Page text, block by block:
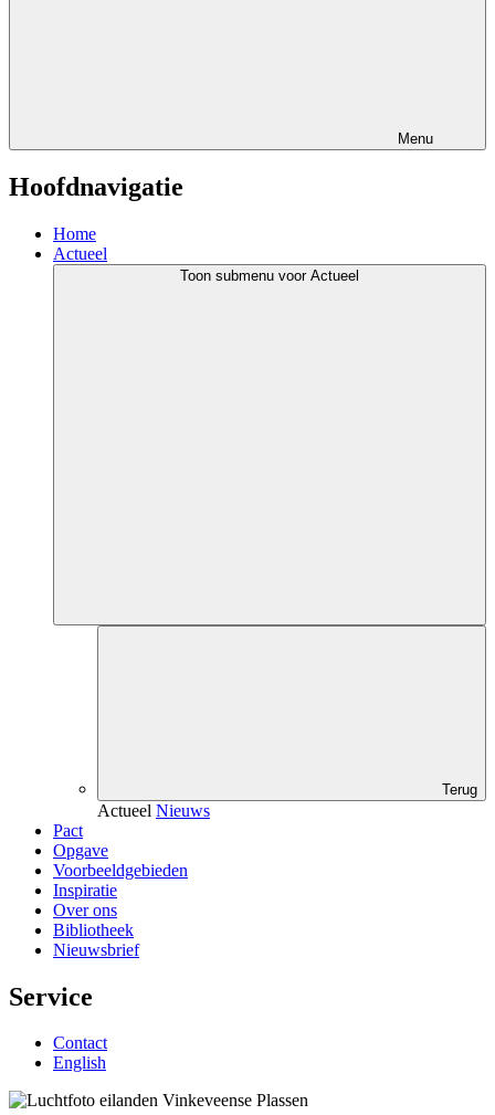
Menu
Hoofdnavigatie
Home
Actueel
Toon submenu voor Actueel
Terug
Actueel Nieuws
Pact
Opgave
Voorbeeldgebieden
Inspiratie
Over ons
Bibliotheek
Nieuwsbrief
Service
Contact
English